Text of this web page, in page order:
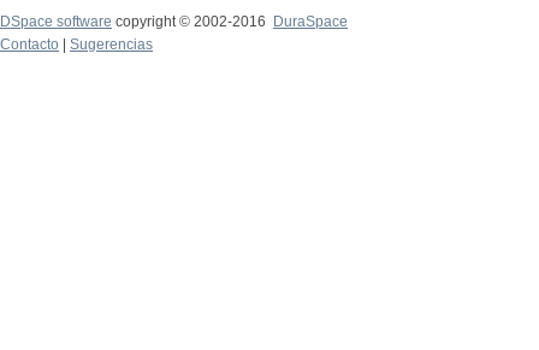
DSpace software copyright © 2002-2016
DuraSpace
Contacto
Sugerencias